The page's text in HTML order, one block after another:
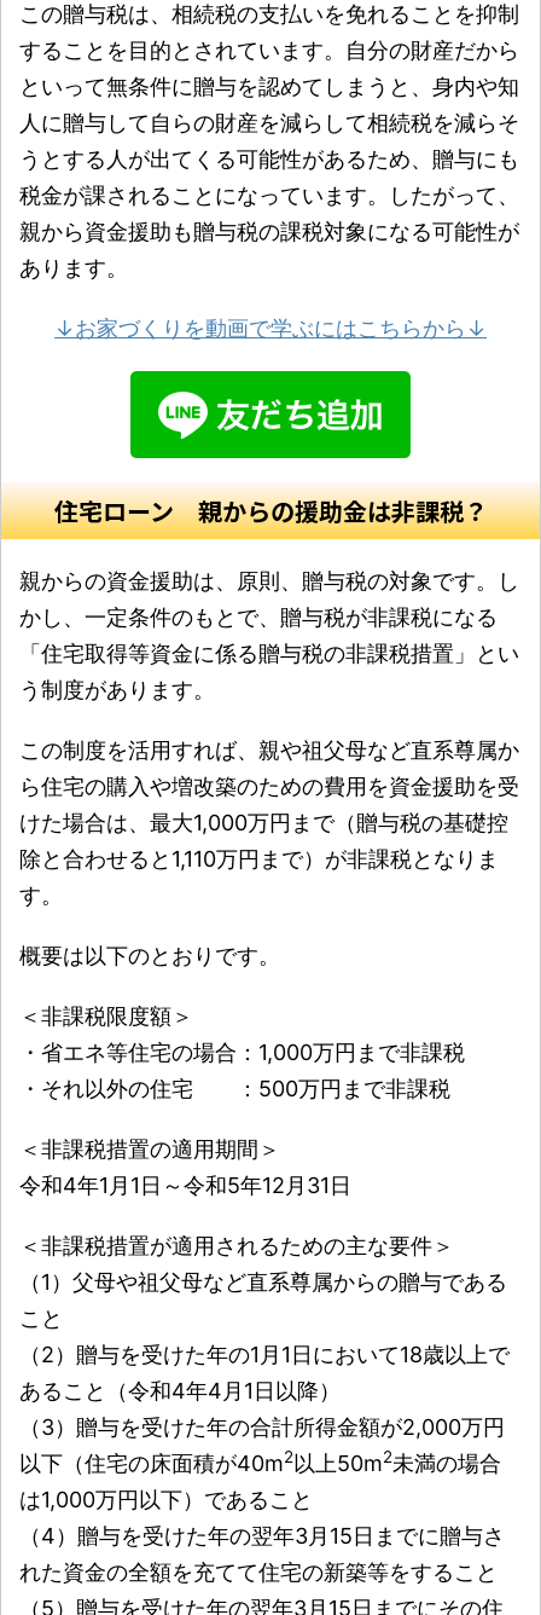
この贈与税は、相続税の支払いを免れることを抑制
することを目的とされています。自分の財産だから
といって無条件に贈与を認めてしまうと、身内や知
人に贈与して自らの財産を減らして相続税を減らそ
うとする人が出てくる可能性があるため、贈与にも
税金が課されることになっています。したがって、
親から資金援助も贈与税の課税対象になる可能性が
あります。
↓お家づくりを動画で学ぶにはこちらから↓
住宅ローン 親からの援助金は非課税？
親からの資金援助は、原則、贈与税の対象です。し
かし、一定条件のもとで、贈与税が非課税になる
「住宅取得等資金に係る贈与税の非課税措置」とい
う制度があります。
この制度を活用すれば、親や祖父母など直系尊属か
ら住宅の購入や増改築のための費用を資金援助を受
けた場合は、最大1,000万円まで（贈与税の基礎控
除と合わせると1,110万円まで）が非課税となりま
す。
概要は以下のとおりです。
＜非課税限度額＞
・省エネ等住宅の場合：1,000万円まで非課税
・それ以外の住宅 ：500万円まで非課税
＜非課税措置の適用期間＞
令和4年1月1日～令和5年12月31日
＜非課税措置が適用されるための主な要件＞
（1）父母や祖父母など直系尊属からの贈与である
こと
（2）贈与を受けた年の1月1日において18歳以上で
あること（令和4年4月1日以降）
（3）贈与を受けた年の合計所得金額が2,000万円
以下（住宅の床面積が40m2以上50m2未満の場合
は1,000万円以下）であること
（4）贈与を受けた年の翌年3月15日までに贈与さ
れた資金の全額を充てて住宅の新築等をすること
（5）贈与を受けた年の翌年3月15日までにその住